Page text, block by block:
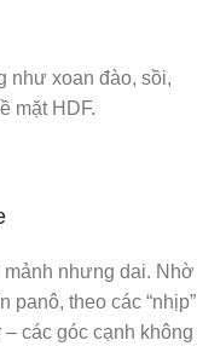
như xoan đào, sồi,
mặt HDF.
nhưng dai. Nhờ
panô, theo các “nhịp”
các góc cạnh không